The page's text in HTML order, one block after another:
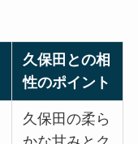
久保田との相
性のポイント
久保田の柔ら